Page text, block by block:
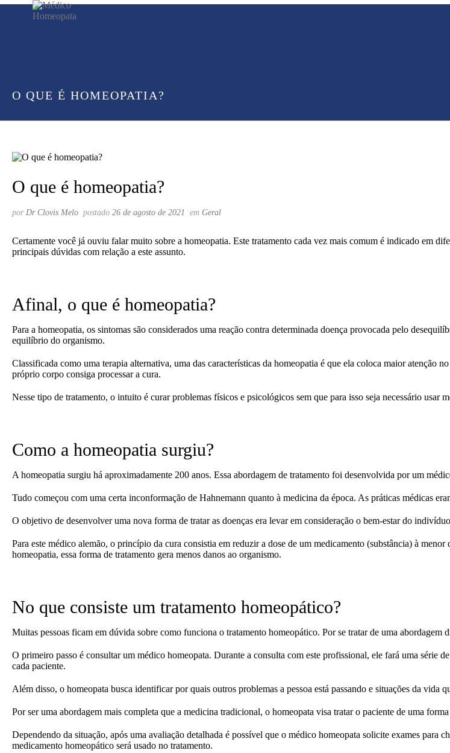
O QUE É HOMEOPATIA?
O que é homeopatia?
por Dr Clovis Melo postado 26 de agosto de 2021 em Geral
Certamente você já ouviu falar muito sobre a homeopatia. Este tratamento cada vez mais comum é indicado em
principais dúvidas com relação a este assunto.
Afinal, o que é homeopatia?
Para a homeopatia, os sintomas são considerados uma reação contra determinada doença provocada pelo
equilíbrio do organismo.
Classificada como uma terapia alternativa, uma das características da homeopatia é que ela coloca maior atenção
próprio corpo consiga processar a cura.
Nesse tipo de tratamento, o intuito é curar problemas físicos e psicológicos sem que para isso seja necessário usar
Como a homeopatia surgiu?
A homeopatia surgiu há aproximadamente 200 anos. Essa abordagem de tratamento foi desenvolvida por um
Tudo começou com uma certa inconformação de Hahnemann quanto à medicina da época. As práticas médicas
O objetivo de desenvolver uma nova forma de tratar as doenças era levar em consideração o bem-estar do
Para este médico alemão, o princípio da cura consistia em reduzir a dose de um medicamento (substância) à
homeopatia, essa forma de tratamento gera menos danos ao organismo.
No que consiste um tratamento homeopático?
Muitas pessoas ficam em dúvida sobre como funciona o tratamento homeopático. Por se tratar de uma
O primeiro passo é consultar um médico homeopata. Durante a consulta com este profissional, ele fará uma série
cada paciente.
Além disso, o homeopata busca identificar por quais outros problemas a pessoa está passando e situações da vida
Por ser uma abordagem mais completa que a medicina tradicional, o homeopata visa tratar o paciente de uma
Dependendo da situação, após uma avaliação detalhada é possível que o médico homeopata solicite exames para
medicamento homeopático será usado no tratamento.